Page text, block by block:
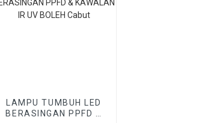
LAMPU TUMBUH LED
BERASINGAN PPFD &